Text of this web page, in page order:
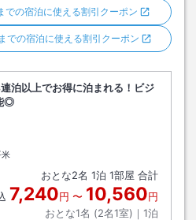
での宿泊に使える割引クーポン
での宿泊に使える割引クーポン
泊以上でお得に泊まれる！ビジ
◎
おとな2名 1泊 1部屋 合計
7,240円 〜 10,560円
おとな1名 (2名1室)｜ 1泊